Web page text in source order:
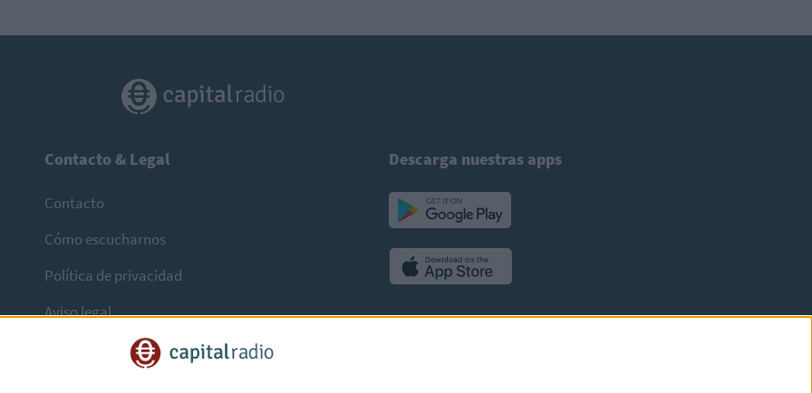
Contacto & Legal
Contacto
Cómo escucharnos
Política de privacidad
Aviso legal
Descarga nuestras apps